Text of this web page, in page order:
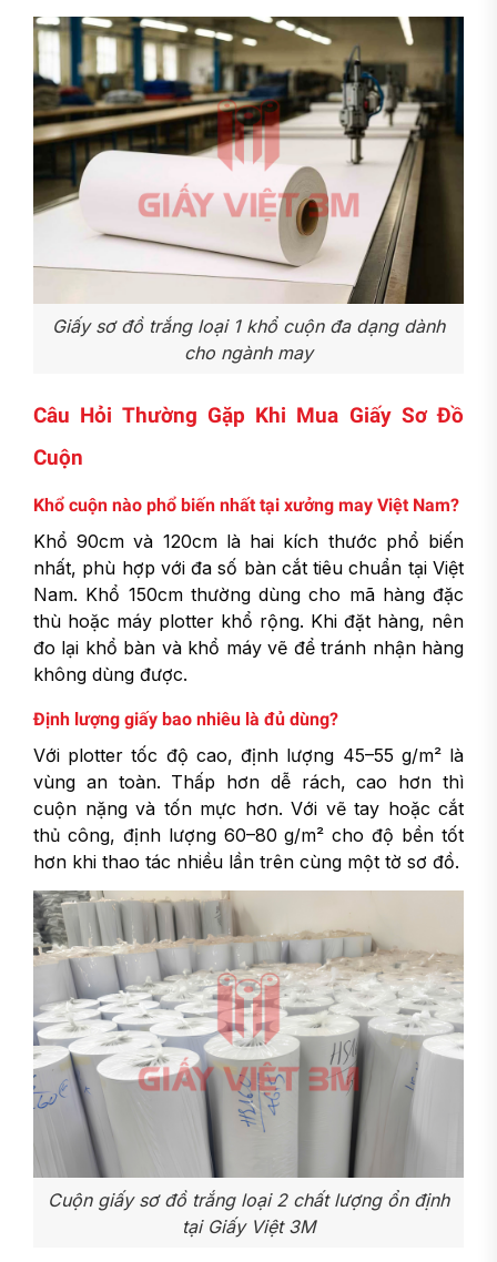
Giấy sơ đồ trắng loại 1 khổ cuộn đa dạng dành
cho ngành may
Câu Hỏi Thường Gặp Khi Mua Giấy Sơ Đồ
Cuộn
Khổ cuộn nào phổ biến nhất tại xưởng may Việt Nam?
Khổ 90cm và 120cm là hai kích thước phổ biến
nhất, phù hợp với đa số bàn cắt tiêu chuẩn tại Việt
Nam. Khổ 150cm thường dùng cho mã hàng đặc
thù hoặc máy plotter khổ rộng. Khi đặt hàng, nên
đo lại khổ bàn và khổ máy vẽ để tránh nhận hàng
không dùng được.
Định lượng giấy bao nhiêu là đủ dùng?
Với plotter tốc độ cao, định lượng 45–55 g/m² là
vùng an toàn. Thấp hơn dễ rách, cao hơn thì
cuộn nặng và tốn mực hơn. Với vẽ tay hoặc cắt
thủ công, định lượng 60–80 g/m² cho độ bền tốt
hơn khi thao tác nhiều lần trên cùng một tờ sơ đồ.
Cuộn giấy sơ đồ trắng loại 2 chất lượng ổn định
tại Giấy Việt 3M